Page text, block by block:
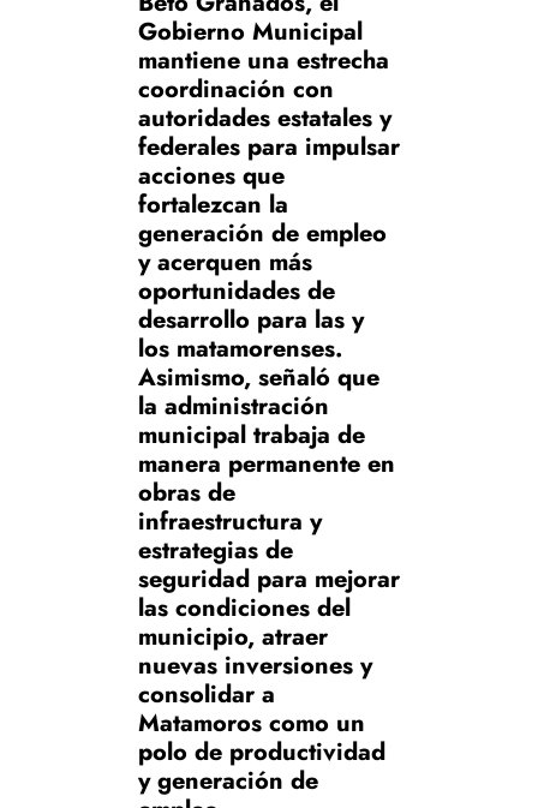
Gobierno Municipal
mantiene una estrecha
coordinación con
autoridades estatales y
federales para impulsar
acciones que
fortalezcan la
generación de empleo
y acerquen más
oportunidades de
desarrollo para las y
los matamorenses.
Asimismo, señaló que
la administración
municipal trabaja de
manera permanente en
obras de
infraestructura y
estrategias de
seguridad para mejorar
las condiciones del
municipio, atraer
nuevas inversiones y
consolidar a
Matamoros como un
polo de productividad
y generación de